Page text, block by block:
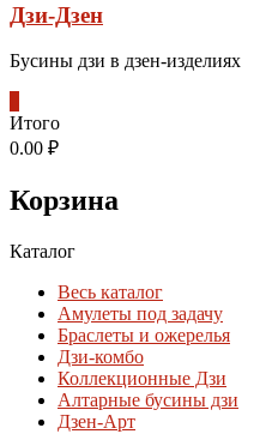
Дзи-Дзен
Бусины дзи в дзен-изделиях
Итого
0.00 ₽
Корзина
Каталог
Весь каталог
Амулеты под задачу
Браслеты и ожерелья
Дзи-комбо
Коллекционные Дзи
Алтарные бусины дзи
Дзен-Арт